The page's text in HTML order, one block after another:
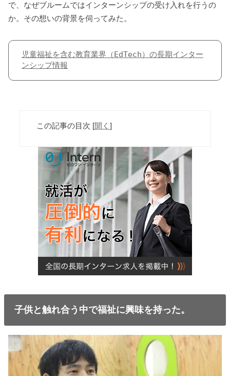
で、なぜブルームではインターンシップの受け入れを行うの
か。その想いの背景を伺ってみた。
児童福祉を含む教育業界（EdTech）の長期インター
ンシップ情報
この記事の目次 [開く ]
子供と触れ合う中で福祉に興味を持った。